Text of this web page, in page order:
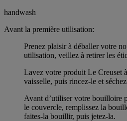
handwash
Avant la première utilisation:
Prenez plaisir à déballer votre
utilisation, veillez à retirer les
Lavez votre produit Le Creuset
vaisselle, puis rincez-le et
Avant d’utiliser votre bouilloire
le couvercle, remplissez la
faites-la bouillir, puis jetez-la.